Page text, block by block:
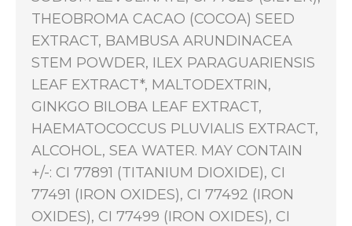
THEOBROMA CACAO (COCOA) SEED
EXTRACT, BAMBUSA ARUNDINACEA
STEM POWDER, ILEX PARAGUARIENSIS
LEAF EXTRACT*, MALTODEXTRIN,
GINKGO BILOBA LEAF EXTRACT,
HAEMATOCOCCUS PLUVIALIS EXTRACT,
ALCOHOL, SEA WATER. MAY CONTAIN
+/-: CI 77891 (TITANIUM DIOXIDE), CI
77491 (IRON OXIDES), CI 77492 (IRON
OXIDES), CI 77499 (IRON OXIDES), CI